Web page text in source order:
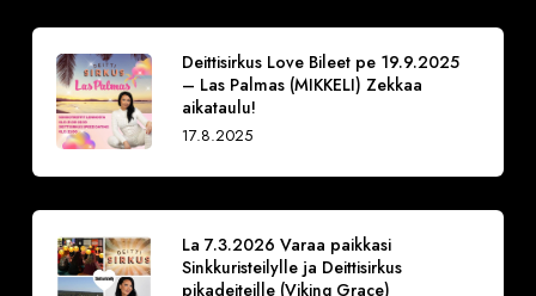
Deittisirkus Love Bileet pe 19.9.2025
– Las Palmas (MIKKELI) Zekkaa
aikataulu!
17.8.2025
La 7.3.2026 Varaa paikkasi
Sinkkuristeilylle ja Deittisirkus
pikadeiteille (Viking Grace)